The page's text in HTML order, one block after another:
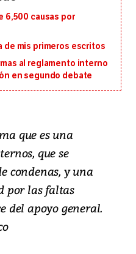
6,500 causas por
de mis primeros escritos
al reglamento interno
en segundo debate
que es una
que se
condenas, y una
por las faltas
del apoyo general.